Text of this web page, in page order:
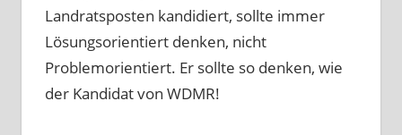
Landratsposten kandidiert, sollte immer
Lösungsorientiert denken, nicht
Problemorientiert. Er sollte so denken, wie
der Kandidat von WDMR!